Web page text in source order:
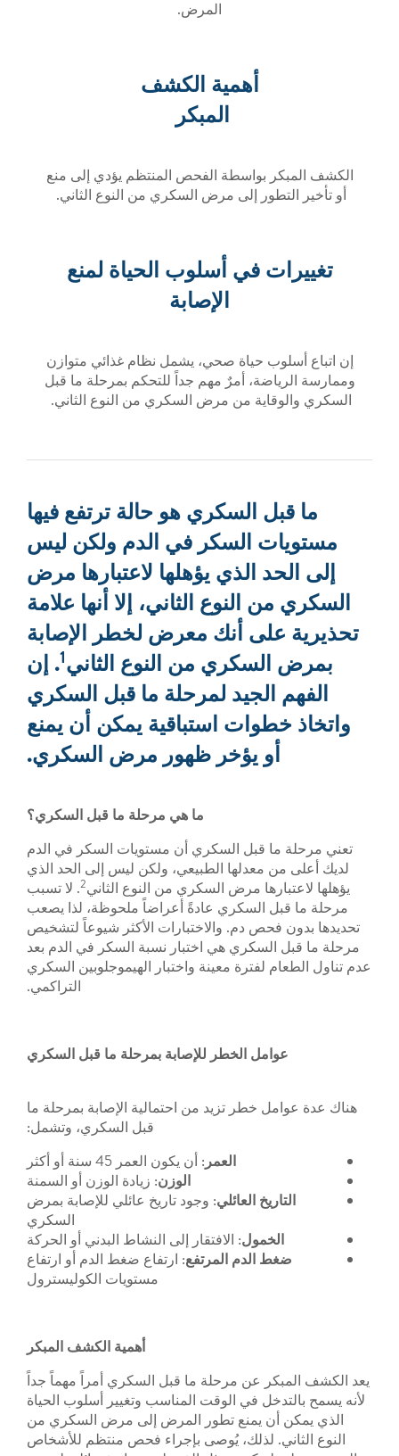
أهمية الكشف
بواسطة الفحص المنتظم يؤدي إلى منع
إلى مرض السكري من النوع الثاني.
في أسلوب الحياة لمنع
حياة صحي، يشمل نظام غذائي متوازن
أمرٌ مهم جداً للتحكم بمرحلة ما قبل
من مرض السكري من النوع الثاني.
السكري هو حالة ترتفع فيها
السكر في الدم ولكن ليس
الذي يؤهلها لاعتبارها مرض
النوع الثاني، إلا أنها علامة
أنك معرض لخطر الإصابة
من النوع الثاني . إن
الجيد لمرحلة ما قبل السكري
استباقية يمكن أن يمنع
أو يؤخر ظهور مرض السكري.
ما هي مرحلة ما قبل السكري؟
قبل السكري أن مستويات السكر في الدم
معدلها الطبيعي، ولكن ليس إلى الحد الذي
مرض السكري من النوع الثاني2. لا تسبب
السكري عادةً أعراضاً ملحوظة، لذا يصعب
دم. والاختبارات الأكثر شيوعاً لتشخيص
هي اختبار نسبة السكر في الدم بعد
لفترة معينة واختبار الهيموجلوبين السكري
الخطر للإصابة بمرحلة ما قبل السكري
خطر تزيد من احتمالية الإصابة بمرحلة ما
قبل السكري، وتشمل:
العمر
: أن يكون العمر 45 سنة أو أكثر
: زيادة الوزن أو السمنة
العائلي
: وجود تاريخ عائلي للإصابة بمرض
: الافتقار إلى النشاط البدني أو الحركة
الدم
: ارتفاع ضغط الدم أو ارتفاع
مستويات الكوليسترول
أهمية الكشف المبكر
عن مرحلة ما قبل السكري أمراً مهماً جداً
في الوقت المناسب وتغيير أسلوب الحياة
أن يمنع تطور المرض إلى مرض السكري من
لذلك، يُوصى بإجراء فحص منتظم للأشخاص